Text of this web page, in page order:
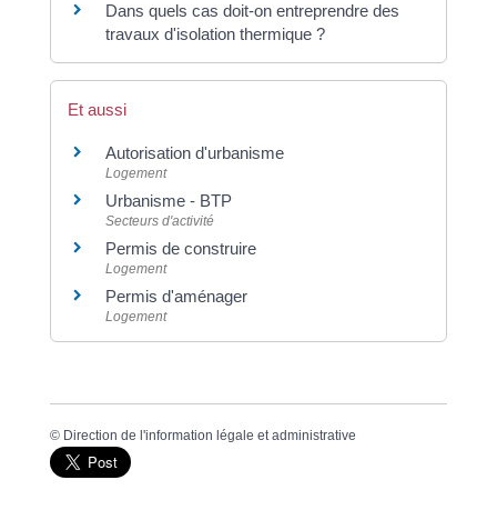
Dans quels cas doit-on entreprendre des
travaux d'isolation thermique ?
Et aussi
Autorisation d'urbanisme
Logement
Urbanisme - BTP
Secteurs d'activité
Permis de construire
Logement
Permis d'aménager
Logement
© Direction de l'information légale et administrative